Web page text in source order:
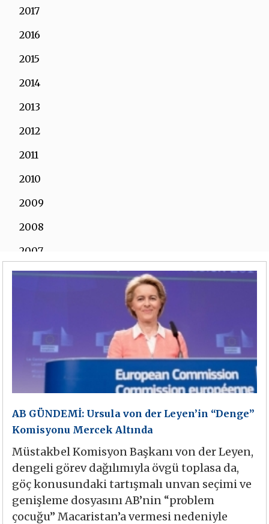
2017
2016
2015
2014
2013
2012
2011
2010
2009
2008
2007
2006
AB GÜNDEMİ: Ursula von der Leyen’in “Denge”
Komisyonu Mercek Altında
Müstakbel Komisyon Başkanı von der Leyen,
dengeli görev dağılımıyla övgü toplasa da,
göç konusundaki tartışmalı unvan seçimi ve
genişleme dosyasını AB’nin “problem
çocuğu” Macaristan’a vermesi nedeniyle